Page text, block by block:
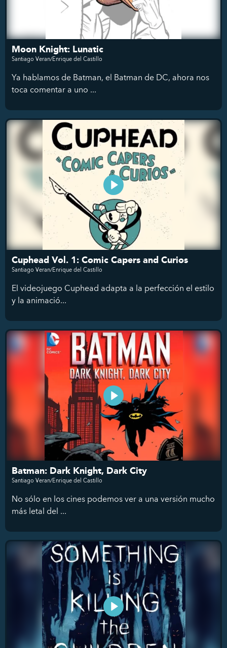
Moon Knight: Lunatic
Santiago Veran/Enrique del Castillo
Ya hablamos de Batman, el Batman de DC, ahora nos
toca comentar a uno ...
Cuphead Vol. 1: Comic Capers and Curios
Santiago Veran/Enrique del Castillo
El videojuego Cuphead adapta a la perfección el estilo
y la animació...
Batman: Dark Knight, Dark City
Santiago Veran/Enrique del Castillo
No sólo en los cines podemos ver a una versión mucho
más letal del ...